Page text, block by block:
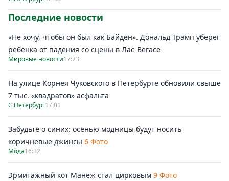
Последние новости
«Не хочу, чтобы он был как Байден». Дональд Трамп уберег
ребенка от падения со сцены в Лас-Вегасе
Мировые новости17:23
На улице Корнея Чуковского в Петербурге обновили свыше
7 тыс. «квадратов» асфальта
С.Петербург17:01
Забудьте о синих: осенью модницы будут носить
коричневые джинсы 6 Фото
Мода16:32
Эрмитажный кот Манеж стал цирковым 9 Фото